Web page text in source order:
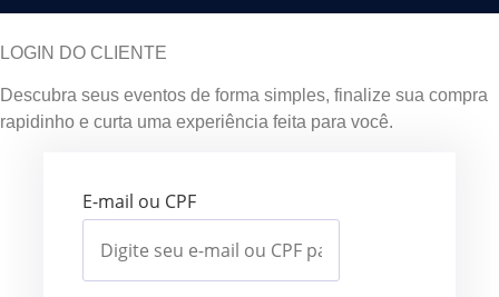
LOGIN DO CLIENTE
Descubra seus eventos de forma simples, finalize sua compra
rapidinho e curta uma experiência feita para você.
E-mail ou CPF